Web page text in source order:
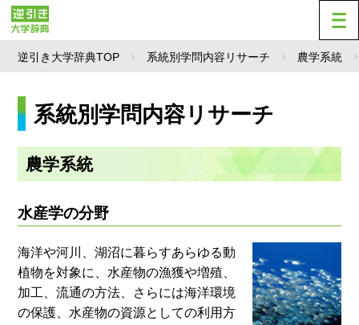
逆引き大学辞典TOP 系統別学問内容リサーチ 農学系統
系統別学問内容リサーチ
農学系統
水産学の分野
海洋や河川、湖沼に暮らすあらゆる動
植物を対象に、水産物の漁獲や増殖、
加工、流通の方法、さらには海洋環境
の保護、水産物の資源としての利用方